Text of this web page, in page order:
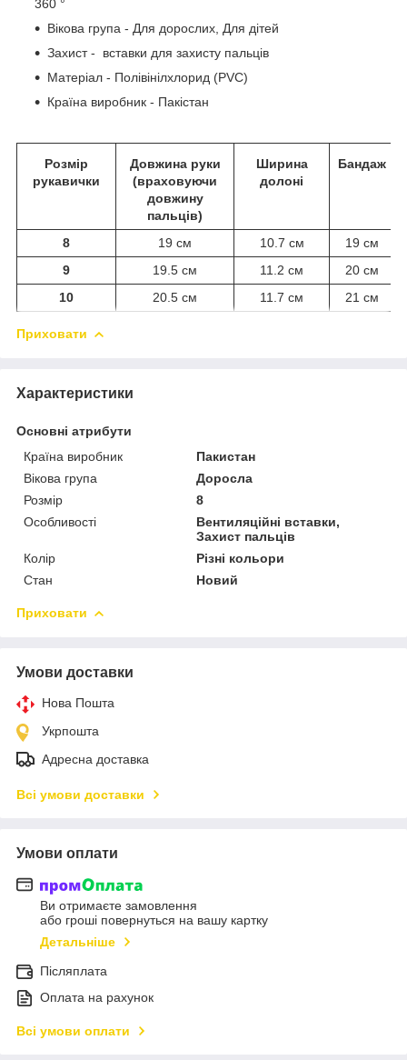
360 °
Вікова група - Для дорослих, Для дітей
Захист - вставки для захисту пальців
Матеріал - Полівінілхлорид (PVC)
Країна виробник - Пакістан
Розмір
рукавички
Довжина руки
(враховуючи
довжину
пальців)
Ширина
долоні
Бандаж
8 19 см 10.7 см
19 см
9
19.5 см 11.2 см
20 см
10
20.5 см 11.7 см 21 см
Приховати
Характеристики
Основні атрибути
Країна виробник
Пакистан
Вікова група
Доросла
Розмір
8
Особливості
Вентиляційні вставки,
Захист пальців
Колір
Різні кольори
Стан
Новий
Приховати
Умови доставки
Нова Пошта
Укрпошта
Адресна доставка
Всі умови доставки
Умови оплати
Ви отримаєте замовлення
або гроші повернуться на вашу картку
Детальніше
Післяплата
Оплата на рахунок
Всі умови оплати